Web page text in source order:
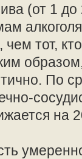
(от 1 до
тот,
По
на